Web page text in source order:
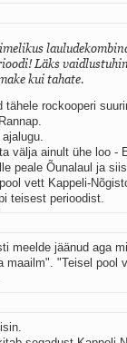
Läks
kui tahate.
rockooperi
välja ainult ühe loo -
peale Õunalaul ja
vett Kappeli-
teisest perioodist.
meelde jäänud aga
maailm". "Teisel pool